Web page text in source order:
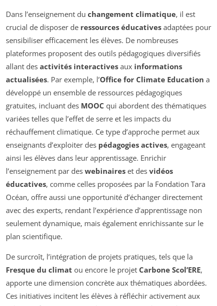
Dans l’enseignement du changement climatique, il est
crucial de disposer de ressources éducatives adaptées pour
sensibiliser efficacement les élèves. De nombreuses
plateformes proposent des outils pédagogiques diversifiés
allant des activités interactives aux informations
actualisées. Par exemple, l’Office for Climate Education a
développé un ensemble de ressources pédagogiques
gratuites, incluant des MOOC qui abordent des thématiques
variées telles que l’effet de serre et les impacts du
réchauffement climatique. Ce type d’approche permet aux
enseignants d’exploiter des pédagogies actives, engageant
ainsi les élèves dans leur apprentissage. Enrichir
l’enseignement par des webinaires et des vidéos
éducatives, comme celles proposées par la Fondation Tara
Océan, offre aussi une opportunité d’échanger directement
avec des experts, rendant l’expérience d’apprentissage non
seulement dynamique, mais également enrichissante sur le
plan scientifique.
De surcroît, l’intégration de projets pratiques, tels que la
Fresque du climat ou encore le projet Carbone Scol’ERE,
apporte une dimension concrète aux thématiques abordées.
Ces initiatives incitent les élèves à réfléchir activement aux